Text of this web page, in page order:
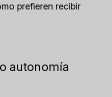
prefieren recibir
autonomía